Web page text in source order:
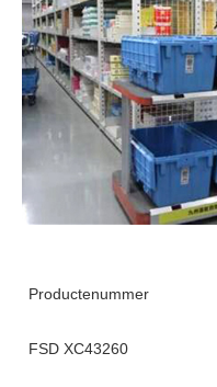
Productenummer
FSD XC43260